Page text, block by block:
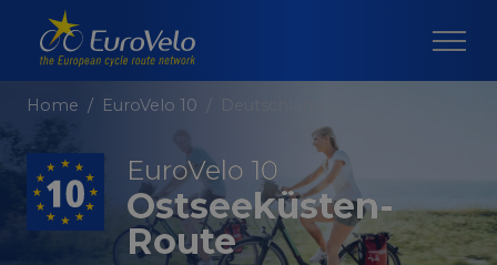
Home EuroVelo 10
EuroVelo 10
Ostseeküsten-
Route